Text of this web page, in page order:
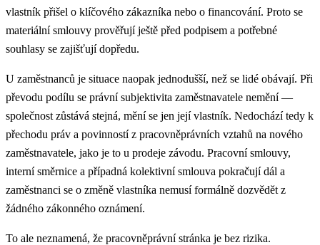
vlastník přišel o klíčového zákazníka nebo o financování. Proto se
materiální smlouvy prověřují ještě před podpisem a potřebné
souhlasy se zajišťují dopředu.
U zaměstnanců je situace naopak jednodušší, než se lidé obávají. Při
převodu podílu se právní subjektivita zaměstnavatele nemění —
společnost zůstává stejná, mění se jen její vlastník. Nedochází tedy k
přechodu práv a povinností z pracovněprávních vztahů na nového
zaměstnavatele, jako je to u prodeje závodu. Pracovní smlouvy,
interní směrnice a případná kolektivní smlouva pokračují dál a
zaměstnanci se o změně vlastníka nemusí formálně dozvědět z
žádného zákonného oznámení.
To ale neznamená, že pracovněprávní stránka je bez rizika.